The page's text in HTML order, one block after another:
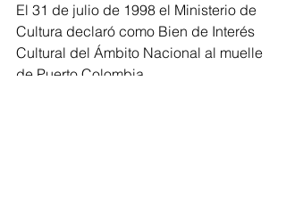
El 31 de julio de 1998 el Ministerio de
Cultura declaró como Bien de Interés
Cultural del Ámbito Nacional al muelle
de Puerto Colombia.